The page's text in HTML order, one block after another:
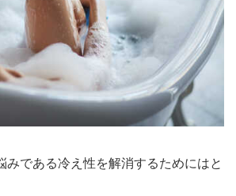
みである冷え性を解消するためにはと